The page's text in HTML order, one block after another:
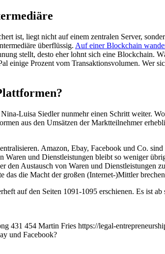
ist, liegt nicht auf einem zentralen Server,
überflüssig. Auf einer Blockchain
stellt, desto eher lohnt sich eine Blockchain.
einige Prozent vom Transaktionsvolumen. Wer
Luisa Siedler nunmehr einen Schritt weiter.
aus den Umsätzen der Marktteilnehmer
Amazon, Ebay, Facebook und Co.
Waren und Dienstleistungen bleibt so weniger
den Austausch von Waren und
die Macht der großen (Internet-)Mittler
auf den Seiten 1091-1095 erschienen. Es ist
431 454 Martin Fries https://legal-
und Facebook?